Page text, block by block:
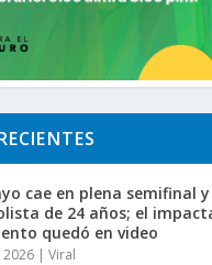
cae en plena semifinal
de 24 años; el
quedó en video
2026 |Viral